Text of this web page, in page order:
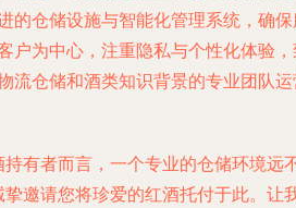
的仓储设施与智能化管理系统，确保
户为中心，注重隐私与个性化体验，
流仓储和酒类知识背景的专业团队
有者而言，一个专业的仓储环境
邀请您将珍爱的红酒托付于此。让